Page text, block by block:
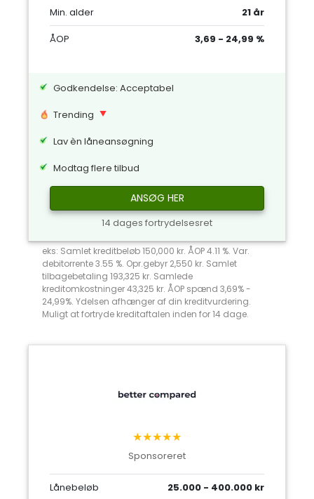
Min. alder
21 år
ÅOP
3,69 - 24,99 %
Godkendelse: Acceptabel
Trending
Lav èn låneansøgning
Modtag flere tilbud
ANSØG HER
14 dages fortrydelsesret
eks: Samlet kreditbeløb 150,000 kr. ÅOP 4.11 %. Var.
debitorrente 3.55 %. Opr.gebyr 2,550 kr. Samlet
tilbagebetaling 193,325 kr. Samlede
kreditomkostninger 43,325 kr. ÅOP spænd 3,69% -
24,99%. Ydelsen afhænger af din kreditvurdering.
Muligt at fortryde kreditaftalen inden for 14 dage.
★★★★★
Sponsoreret
Lånebeløb 25.000 - 400.000 kr